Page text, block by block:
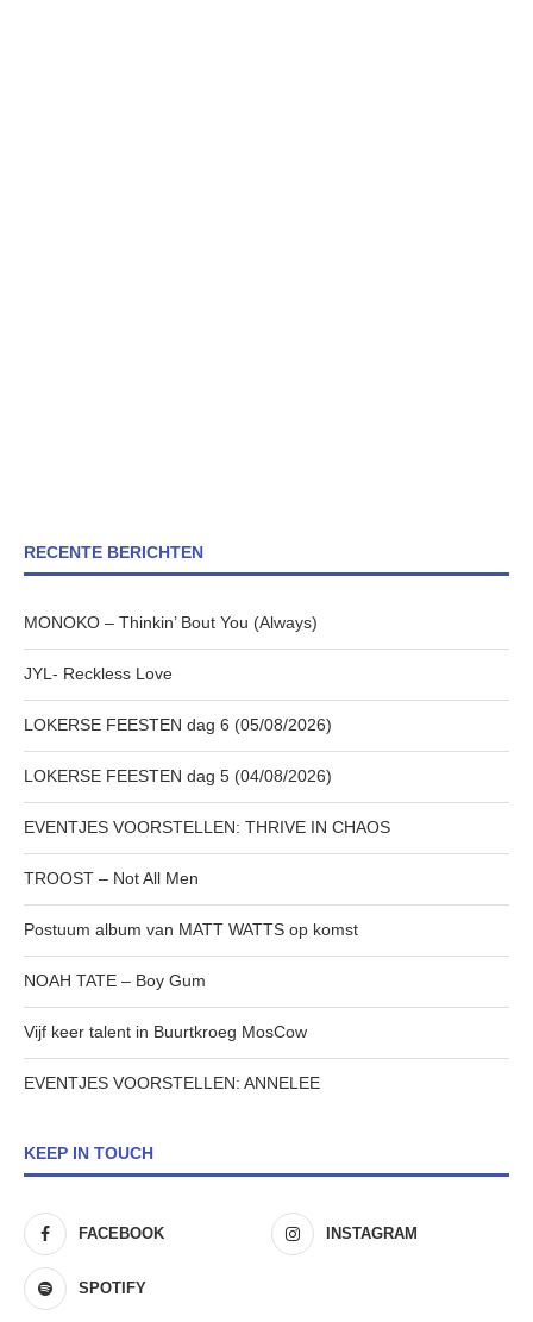
RECENTE BERICHTEN
MONOKO – Thinkin’ Bout You (Always)
JYL- Reckless Love
LOKERSE FEESTEN dag 6 (05/08/2026)
LOKERSE FEESTEN dag 5 (04/08/2026)
EVENTJES VOORSTELLEN: THRIVE IN CHAOS
TROOST – Not All Men
Postuum album van MATT WATTS op komst
NOAH TATE – Boy Gum
Vijf keer talent in Buurtkroeg MosCow
EVENTJES VOORSTELLEN: ANNELEE
KEEP IN TOUCH
FACEBOOK INSTAGRAM
SPOTIFY